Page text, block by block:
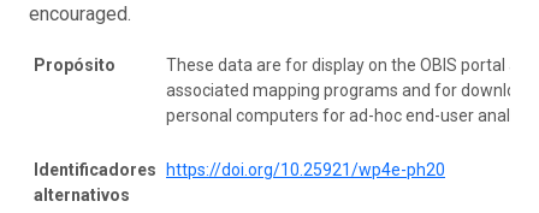
encouraged.
Propósito
These data are for display on the OBIS portal and
associated mapping programs and for download
personal computers for ad-hoc end-user
Identificadores
alternativos
https://doi.org/10.25921/wp4e-ph20